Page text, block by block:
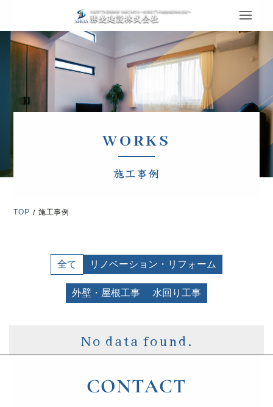
WORKS
施工事例
TOP / 施工事例
全て リノベーション・リフォーム
外壁・屋根工事 水回り工事
No data found.
CONTACT